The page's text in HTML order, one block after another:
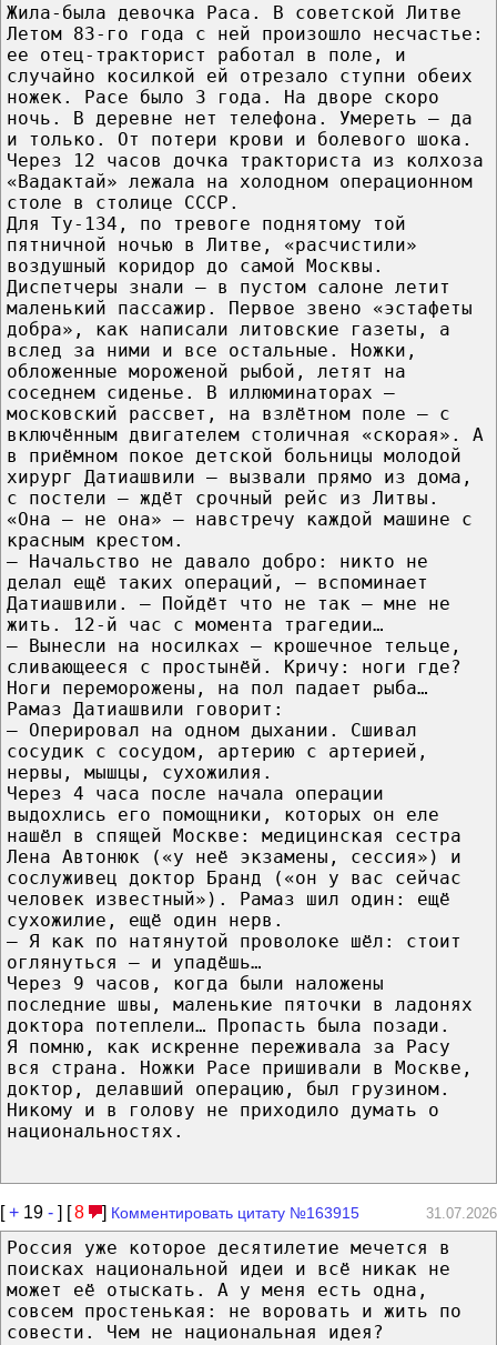
Жила-была девочка Раса. В советской Литве
Летом 83-го года с ней произошло несчастье:
ее отец-тракторист работал в поле, и
случайно косилкой ей отрезало ступни обеих
ножек. Расе было 3 года. На дворе скоро
ночь. В деревне нет телефона. Умереть — да
и только. От потери крови и болевого шока.
Через 12 часов дочка тракториста из колхоза
«Вадактай» лежала на холодном операционном
столе в столице СССР.
Для Ту-134, по тревоге поднятому той
пятничной ночью в Литве, «расчистили»
воздушный коридор до самой Москвы.
Диспетчеры знали — в пустом салоне летит
маленький пассажир. Первое звено «эстафеты
добра», как написали литовские газеты, а
вслед за ними и все остальные. Ножки,
обложенные мороженой рыбой, летят на
соседнем сиденье. В иллюминаторах —
московский рассвет, на взлётном поле — с
включённым двигателем столичная «скорая». А
в приёмном покое детской больницы молодой
хирург Датиашвили — вызвали прямо из дома,
с постели — ждёт срочный рейс из Литвы.
«Она — не она» — навстречу каждой машине с
красным крестом.
— Начальство не давало добро: никто не
делал ещё таких операций, — вспоминает
Датиашвили. — Пойдёт что не так — мне не
жить. 12-й час с момента трагедии…
— Вынесли на носилках — крошечное тельце,
сливающееся с простынёй. Кричу: ноги где?
Ноги переморожены, на пол падает рыба…
Рамаз Датиашвили говорит:
— Оперировал на одном дыхании. Сшивал
сосудик с сосудом, артерию с артерией,
нервы, мышцы, сухожилия.
Через 4 часа после начала операции
выдохлись его помощники, которых он еле
нашёл в спящей Москве: медицинская сестра
Лена Автонюк («у неё экзамены, сессия») и
сослуживец доктор Бранд («он у вас сейчас
человек известный»). Рамаз шил один: ещё
сухожилие, ещё один нерв.
— Я как по натянутой проволоке шёл: стоит
оглянуться — и упадёшь…
Через 9 часов, когда были наложены
последние швы, маленькие пяточки в ладонях
доктора потеплели… Пропасть была позади.
Я помню, как искренне переживала за Расу
вся страна. Ножки Расе пришивали в Москве,
доктор, делавший операцию, был грузином.
Никому и в голову не приходило думать о
национальностях.
[+ 19 - ] [8 ] Комментировать цитату №163915 31.07.2026
Россия уже которое десятилетие мечется в
поисках национальной идеи и всё никак не
может её отыскать. А у меня есть одна,
совсем простенькая: не воровать и жить по
совести. Чем не национальная идея?